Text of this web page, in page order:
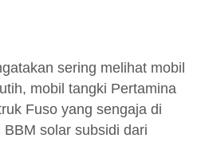
sering melihat mobil
mobil tangki Pertamina
Fuso yang sengaja di
solar subsidi dari